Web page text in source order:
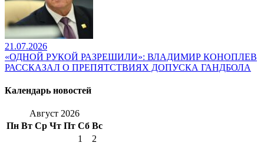
21.07.2026
«ОДНОЙ РУКОЙ РАЗРЕШИЛИ»: ВЛАДИМИР КОНОПЛЕВ
РАССКАЗАЛ О ПРЕПЯТСТВИЯХ ДОПУСКА ГАНДБОЛА
Календарь новостей
Август 2026
Пн Вт Ср Чт Пт Сб Вс
1
2